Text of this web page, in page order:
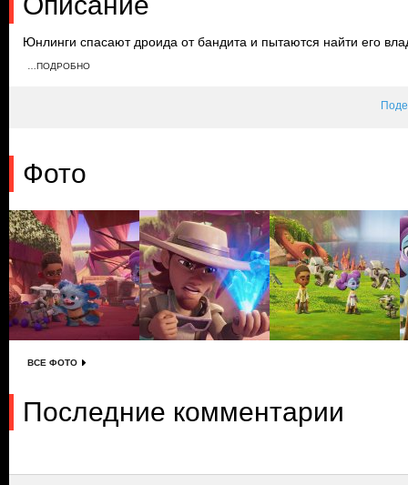
Юнлинги спасают дроида от бандита и пытаются найти его
дроид не может вспомнить своего хозяина. Бандиты снова
…ПОДРОБНО
Фото
ВСЕ ФОТО
Последние комментарии